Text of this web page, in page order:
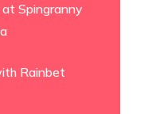
Spingranny
Rainbet